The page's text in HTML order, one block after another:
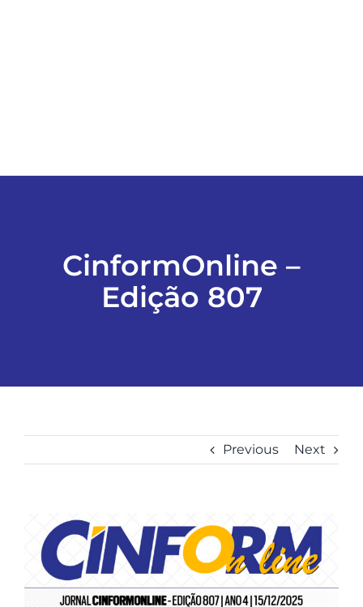
EDIÇÕES EM PDF
CinformOnline –
Edição 807
Previous Next
Larger
Image